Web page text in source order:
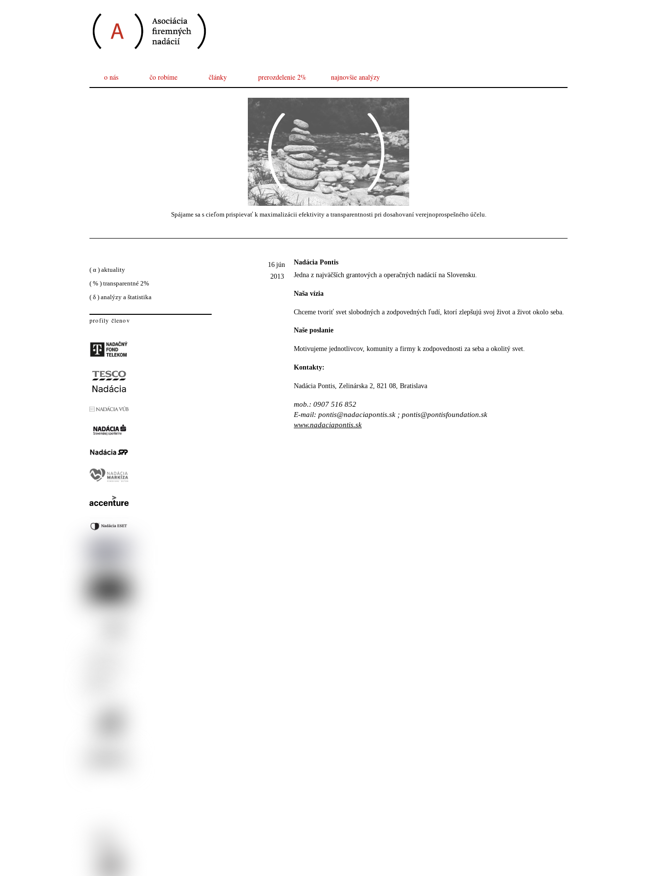
o nás čo robíme články prerozdelenie 2% najnovšie analýzy
Spájame sa s cieľom prispievať k maximalizácii efektivity a transparentnosti pri dosahovaní verejnoprospešného účelu.
16 jún
2013
Nadácia Pontis
Jedna z najväčších grantových a operačných nadácií na Slovensku.
Naša vízia
Chceme tvoriť svet slobodných a zodpovedných ľudí, ktorí zlepšujú svoj život a život okolo seba.
Naše poslanie
Motivujeme jednotlivcov, komunity a firmy k zodpovednosti za seba a okolitý svet.
Kontakty:
Nadácia Pontis, Zelinárska 2, 821 08, Bratislava
mob.: 0907 516 852
E-mail: pontis@nadaciapontis.sk ; pontis@pontisfoundation.sk
www.nadaciapontis.sk
( α ) aktuality
( % ) transparentné 2%
( δ ) analýzy a štatistika
profily členov